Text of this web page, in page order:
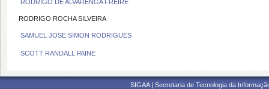
RODRIGO DE ALVARENGA FREIRE
RODRIGO ROCHA SILVEIRA
SAMUEL JOSE SIMON RODRIGUES
SCOTT RANDALL PAINE
SIGAA | Secretaria de Tecnologia da